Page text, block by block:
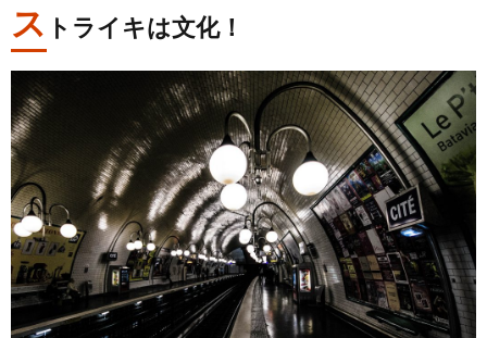
ス トライキは文化！